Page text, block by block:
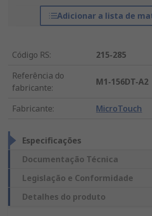
Adicionar a lista de
Código RS:
215-285
Referência do
fabricante:
M1-156DT-A2
Fabricante: MicroTouch
Especificações
Documentação Técnica
Legislação e Conformidade
Detalhes do produto